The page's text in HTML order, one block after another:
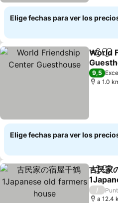
Elige fechas para ver los
World
Ver
9,5
a 1.0
Elige fechas para ver los
古民家
house
Ver
/
a 12.4